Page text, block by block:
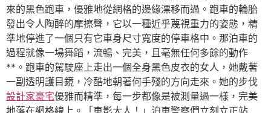
來的黑色跑車，優雅地從網格的邊緣漂移而過。跑車的輪胎
發出令人陶醉的摩擦聲，它以一種近乎蔑視重力的姿態，精
準地停進了一個只有它車身尺寸寬度的停車格中。那泊車的
過程就像一場舞蹈，流暢、完美，且毫無任何多餘的動作
**。跑車的駕駛座上走出一個全身黑色皮衣的女人，她戴著
一副透明護目鏡，冷酷地朝著何手殘的方向走來。她的步伐
設計家豪宅優雅而精準，每一步都像是被測量過一樣，完美
地落在網格線上。「車影大人！」泊車警察們立刻立正站